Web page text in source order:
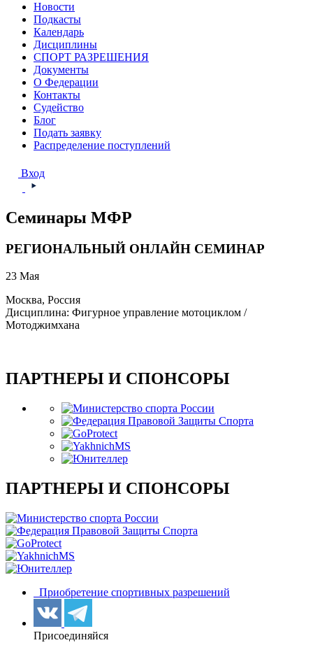
Новости
Подкасты
Календарь
Дисциплины
СПОРТ РАЗРЕШЕНИЯ
Документы
О Федерации
Контакты
Судейство
Блог
Подать заявку
Распределение поступлений
Вход
Семинары МФР
РЕГИОНАЛЬНЫЙ ОНЛАЙН СЕМИНАР
23 Мая
Москва, Россия
Дисциплина: Фигурное управление мотоциклом /
Мотоджимхана
ПАРТНЕРЫ И СПОНСОРЫ
ПАРТНЕРЫ И СПОНСОРЫ
Приобретение спортивных разрешений
Присоединяйся